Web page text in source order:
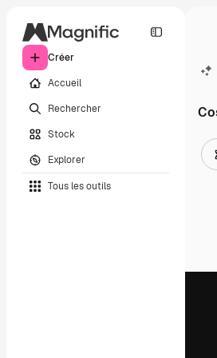
Créer
Accueil
Rechercher
Stock
Explorer
Tous les outils